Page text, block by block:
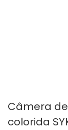
Câmera
colorida